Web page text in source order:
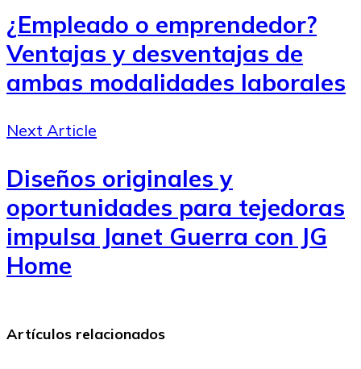
¿Empleado o emprendedor?
Ventajas y desventajas de
ambas modalidades laborales
Next Article
Diseños originales y
oportunidades para tejedoras
impulsa Janet Guerra con JG
Home
Artículos relacionados